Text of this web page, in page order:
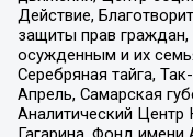
Действие,
защиты прав
осужденным и их
Серебряная тайга,
Апрель, Самарская
Аналитический